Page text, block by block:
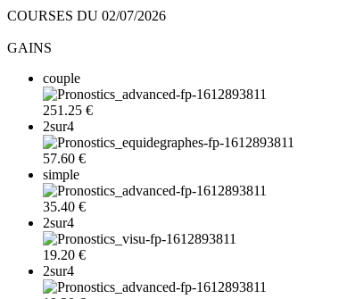
COURSES DU 02/07/2026
GAINS
couple
251.25 €
2sur4
57.60 €
simple
35.40 €
2sur4
19.20 €
2sur4